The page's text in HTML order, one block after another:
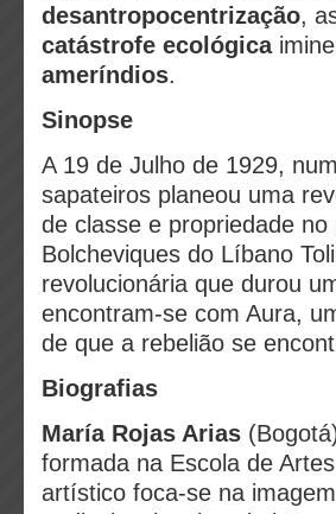
desantropocentrização,
catástrofe ecológica
ameríndios.
Sinopse
A 19 de Julho de 1929,
sapateiros planeou uma
de classe e propriedade
Bolcheviques do Líbano
revolucionária que durou
encontram-se com Aura,
de que a rebelião se
Biografias
María Rojas Arias
formada na Escola de
artístico foca-se na